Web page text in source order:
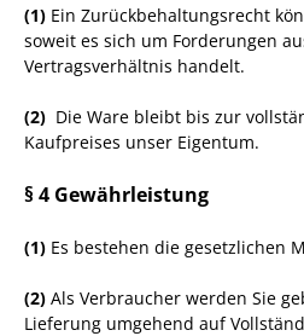
(1) Ein Zurückbehaltungsrecht
soweit es sich um Forderungen
Vertragsverhältnis handelt.
(2) Die Ware bleibt bis zur
Kaufpreises unser Eigentum.
§ 4 Gewährleistung
(1) Es bestehen die gesetzlichen
(2) Als Verbraucher werden Sie
Lieferung umgehend auf